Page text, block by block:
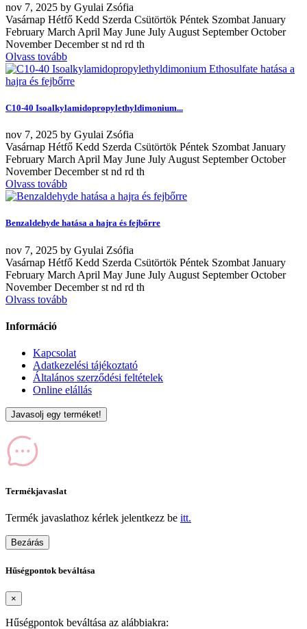
nov 7, 2025 by Gyulai Zsófia
Vasárnap Hétfő Kedd Szerda Csütörtök Péntek Szombat January
February March April May June July August September October
November December st nd rd th
Olvass tovább
C10-40 Isoalkylamidopropylethyldimonium...
nov 7, 2025 by Gyulai Zsófia
Vasárnap Hétfő Kedd Szerda Csütörtök Péntek Szombat January
February March April May June July August September October
November December st nd rd th
Olvass tovább
Benzaldehyde hatása a hajra és fejbőrre
nov 7, 2025 by Gyulai Zsófia
Vasárnap Hétfő Kedd Szerda Csütörtök Péntek Szombat January
February March April May June July August September October
November December st nd rd th
Olvass tovább
Információ
Kapcsolat
Adatkezelési tájékoztató
Általános szerződési feltételek
Online elállás
Javasolj egy terméket!
Termékjavaslat
Termék javaslathoz kérlek jelentkezz be itt.
Bezárás
Hűségpontok beváltása
×
Hűségpontok beváltása az alábbiakra: